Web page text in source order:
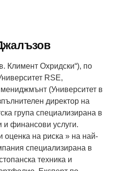
Климент Охридски“), по
RSE,
(Университет в
директор на
група специализирана в
и финансови услуги.
оценка на риска » на най-
специализирана в
техника и